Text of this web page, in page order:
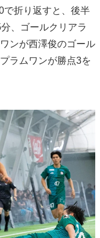
で折り返すと、後半
、ゴールクリアラ
ンが西澤俊のゴール
ラムワンが勝点3を